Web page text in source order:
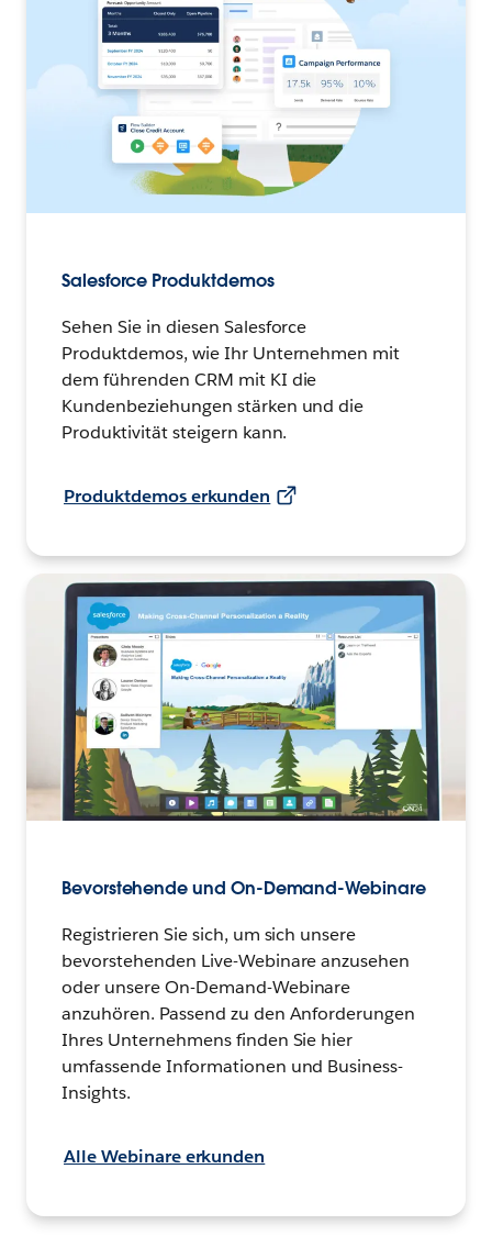
Salesforce Produktdemos
Sehen Sie in diesen Salesforce
Produktdemos, wie Ihr Unternehmen mit
dem führenden CRM mit KI die
Kundenbeziehungen stärken und die
Produktivität steigern kann.
Produktdemos erkunden
Bevorstehende und On-Demand-Webinare
Registrieren Sie sich, um sich unsere
bevorstehenden Live-Webinare anzusehen
oder unsere On-Demand-Webinare
anzuhören. Passend zu den Anforderungen
Ihres Unternehmens finden Sie hier
umfassende Informationen und Business-
Insights.
Alle Webinare erkunden